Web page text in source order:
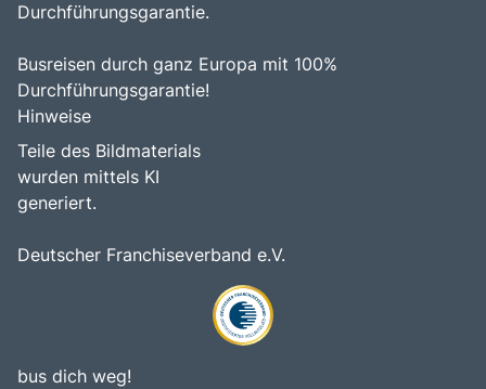
Durchführungsgarantie.
Busreisen durch ganz Europa mit 100%
Durchführungsgarantie!
Hinweise
Teile des Bildmaterials
wurden mittels KI
generiert.
Deutscher Franchiseverband e.V.
bus dich weg!